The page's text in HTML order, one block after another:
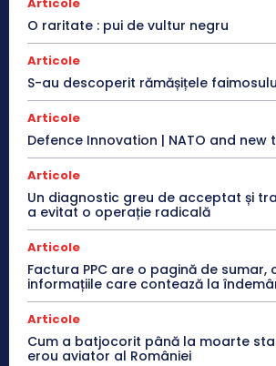
O raritate : pui de vultur negru
Articole
S-au descoperit rămășițele
Articole
Defence Innovation | NATO and new
Articole
Un diagnostic greu de acceptat și
a evitat o operație radicală
Articole
Factura PPC are o pagină de sumar,
informațiile care contează la
Articole
Cum a batjocorit până la moarte
erou aviator al României